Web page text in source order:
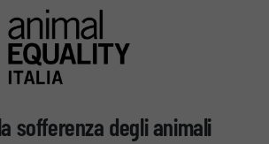
sofferenza degli animali